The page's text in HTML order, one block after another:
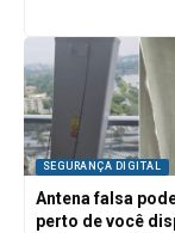
SEGURANÇA DIGITAL
Antena falsa
perto de você